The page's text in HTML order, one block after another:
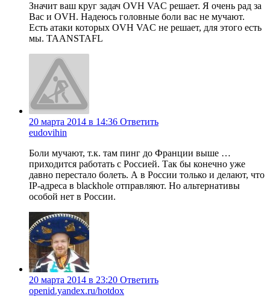
Значит ваш круг задач OVH VAC решает. Я очень рад за
Вас и OVH. Надеюсь головные боли вас не мучают.
Есть атаки которых OVH VAC не решает, для этого есть
мы. TAANSTAFL
20 марта 2014 в 14:36 Ответить
eudovihin
Боли мучают, т.к. там пинг до Франции выше …
приходится работать с Россией. Так бы конечно уже
давно перестало болеть. А в России только и делают, что
IP-адреса в blackhole отправляют. Но альтернативы
особой нет в России.
20 марта 2014 в 23:20 Ответить
openid.yandex.ru/hotdox